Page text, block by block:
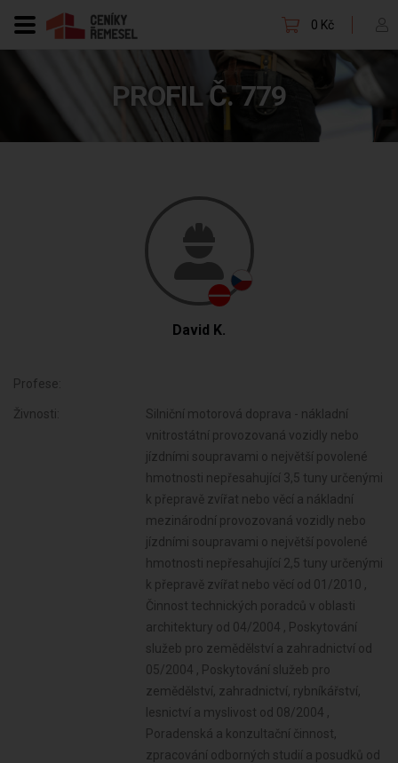
0 Kč
PROFIL Č. 779
David K.
Profese:
Živnosti:
Silniční motorová doprava - nákladní
vnitrostátní provozovaná vozidly nebo
jízdními soupravami o největší povolené
hmotnosti nepřesahující 3,5 tuny určenými
k přepravě zvířat nebo věcí a nákladní
mezinárodní provozovaná vozidly nebo
jízdními soupravami o největší povolené
hmotnosti nepřesahující 2,5 tuny určenými
k přepravě zvířat nebo věcí od 01/2010 ,
Činnost technických poradců v oblasti
architektury od 04/2004 , Poskytování
služeb pro zemědělství a zahradnictví od
05/2004 , Poskytování služeb pro
zemědělství, zahradnictví, rybníkářství,
lesnictví a myslivost od 08/2004 ,
Poradenská a konzultační činnost,
zpracování odborných studií a posudků od